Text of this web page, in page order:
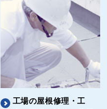
工場の屋根修理・工